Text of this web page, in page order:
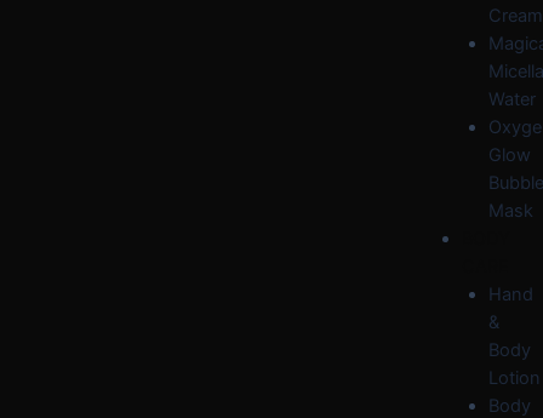
Cream
Water
Glow
Bubble
Mask
Hand
&
Body
Lotion
Body